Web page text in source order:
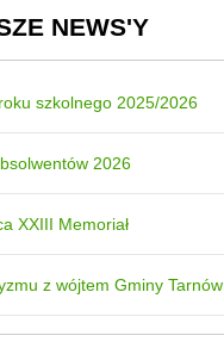
NEWS'Y
szkolnego 2025/2026
2026
XXIII Memoriał
z wójtem Gminy Tarnów